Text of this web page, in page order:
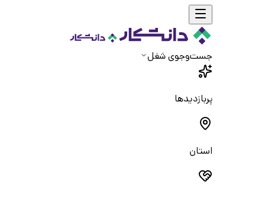
جست‌و‌جوی شغل
پربازدیدها
استان